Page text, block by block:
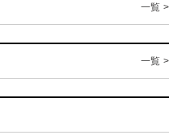
一覧 >
一覧 >